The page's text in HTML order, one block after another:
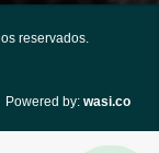
reservados.
Powered by: wasi.co